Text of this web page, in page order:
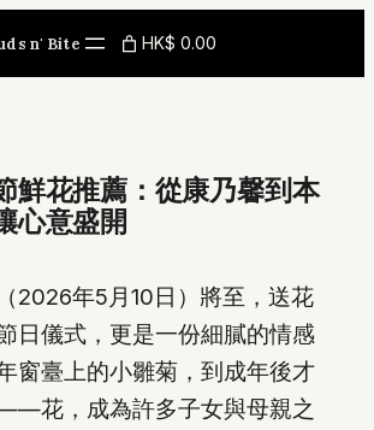
n' Bite HK$ 0.00
鮮花推薦：從康乃馨到本
心意盛開
2026年5月10日）將至，送花
日儀式，更是一份細膩的情感
窗臺上的小雛菊，到成年後才
花，成為許多子女與母親之